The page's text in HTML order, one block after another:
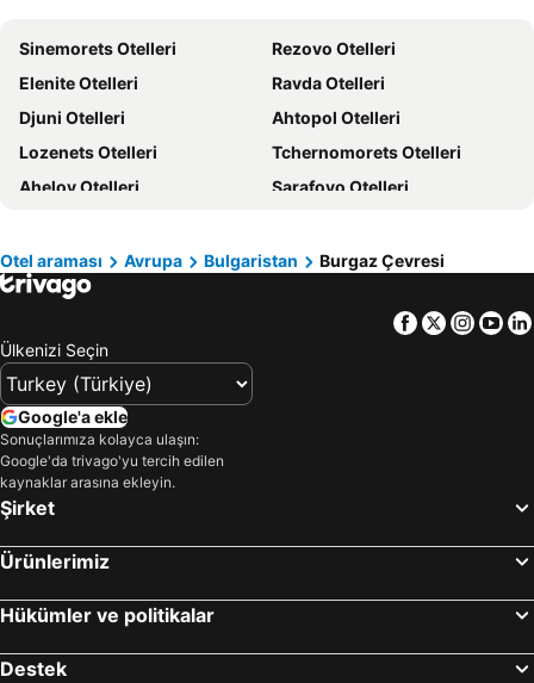
Samos Otelleri
Çanakkale Çevresi Otelleri
Sakız Adası Otelleri
Yunanistan Otelleri
İstanbul Çevresi Otelleri
Thassos Island Otelleri
Girne Otelleri
Mısır Otelleri
Maldivler Otelleri
Marmara Bölgesi Otelleri
Sinemorets Otelleri
Rezovo Otelleri
Elenite Otelleri
Ravda Otelleri
Djuni Otelleri
Ahtopol Otelleri
Lozenets Otelleri
Tchernomorets Otelleri
Aheloy Otelleri
Sarafovo Otelleri
Varvara Otelleri
Malko Tarnovo Otelleri
Aitos Otelleri
Otel araması Avrupa Bulgaristan Burgaz Çevresi
Facebook
Twitter
Ülkenizi Seçin
Google'a ekle
Sonuçlarımıza kolayca ulaşın:
Google'da trivago'yu tercih edilen
kaynaklar arasına ekleyin.
Şirket
Ürünlerimiz
Hükümler ve politikalar
Destek